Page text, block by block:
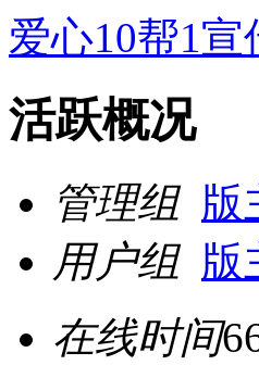
爱心10帮1宣
活跃概况
管理组 版
用户组 版
在线时间